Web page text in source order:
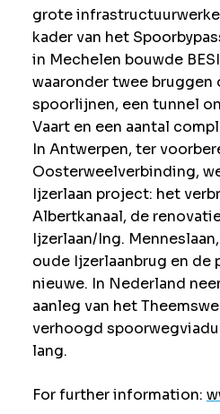
grote
kader van het
in Mechelen bouwde
waaronder twee bruggen
spoorlijnen, een tunnel
Vaart en een aantal
In Antwerpen, ter
Oosterweelverbinding,
Ijzerlaan project: het
Albertkanaal, de
Ijzerlaan/Ing.
oude Ijzerlaanbrug en de
nieuwe. In Nederland
aanleg van het
verhoogd
lang.
For further information: